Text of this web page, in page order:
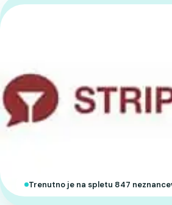
Trenutno je na spletu 847